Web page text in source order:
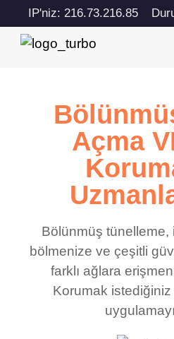
IP'niz: 216.73.216.85
Açma
Bölünmüş tünelleme,
bölmenize ve çeşitli
farklı ağlara
Korumak